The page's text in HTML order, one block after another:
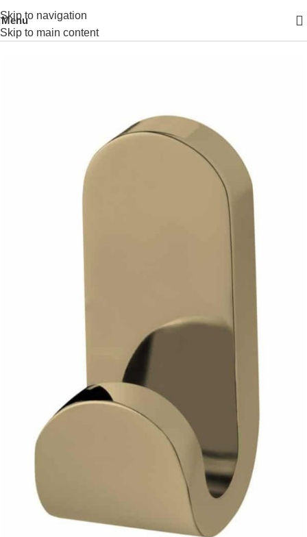
Skip to navigation
Skip to main content
Menu
Prima pagină